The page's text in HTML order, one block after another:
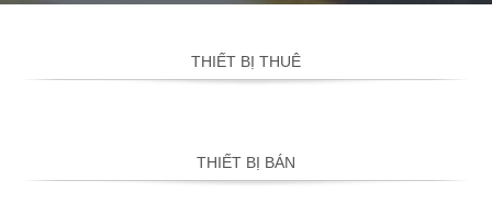
THIẾT BỊ THUÊ
THIẾT BỊ BÁN